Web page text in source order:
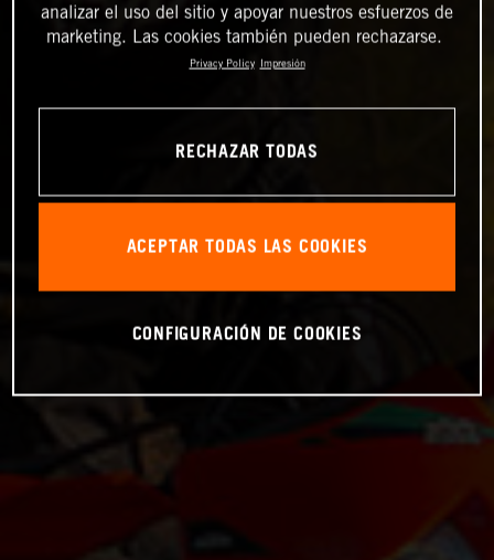
analizar el uso del sitio y apoyar nuestros esfuerzos de
marketing. Las cookies también pueden rechazarse.
Privacy Policy Impresión
RECHAZAR TODAS
ACEPTAR TODAS LAS COOKIES
CONFIGURACIÓN DE COOKIES